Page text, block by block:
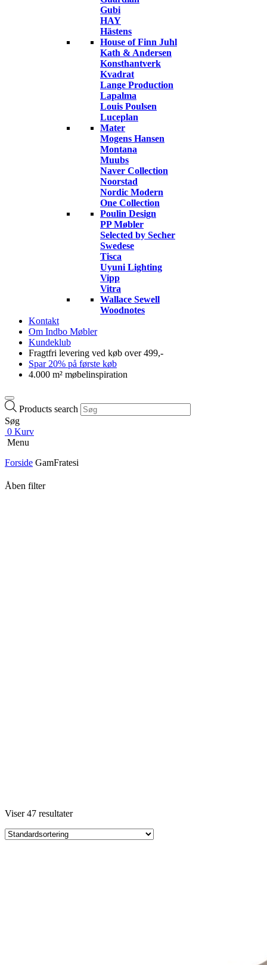
Gubi
HAY
Hästens
House of Finn Juhl
Kath & Andersen
Konsthantverk
Kvadrat
Lange Production
Lapalma
Louis Poulsen
Luceplan
Mater
Mogens Hansen
Montana
Muubs
Naver Collection
Noorstad
Nordic Modern
One Collection
Poulin Design
PP Møbler
Selected by Secher
Swedese
Tisca
Uyuni Lighting
Vipp
Vitra
Wallace Sewell
Woodnotes
Kontakt
Om Indbo Møbler
Kundeklub
Fragtfri levering ved køb over 499,-
Spar 20% på første køb
4.000 m² møbelinspiration
Products search
Søg
0 Kurv
Menu
Forside GamFratesi
Åben filter
Viser 47 resultater